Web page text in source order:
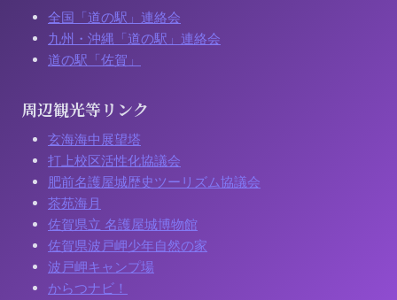
全国「道の駅」連絡会
九州・沖縄「道の駅」連絡会
道の駅「佐賀」
周辺観光等リンク
玄海海中展望塔
打上校区活性化協議会
肥前名護屋城歴史ツーリズム協議会
茶苑海月
佐賀県立 名護屋城博物館
佐賀県波戸岬少年自然の家
波戸岬キャンプ場
からつナビ！